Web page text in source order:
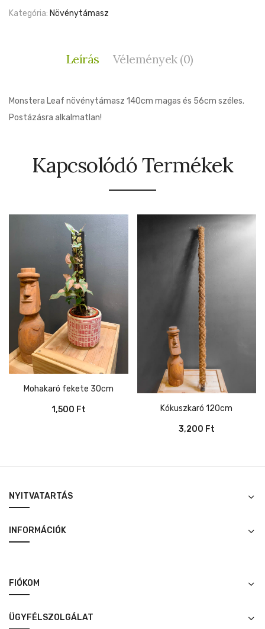
Kategória: Növénytámasz
Leírás Vélemények (0)
Monstera Leaf növénytámasz 140cm magas és 56cm széles.
Postázásra alkalmatlan!
Kapcsolódó Termékek
Mohakaró fekete 30cm
1,500 Ft Kókuszkaró 120cm
3,200 Ft
NYITVATARTÁS
INFORMÁCIÓK
FIÓKOM
ÜGYFÉLSZOLGÁLAT